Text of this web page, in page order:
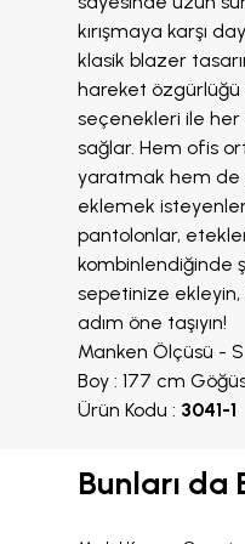
kırışmaya karşı
klasik blazer
hareket özgürlüğü
seçenekleri ile
sağlar. Hem ofis
yaratmak hem de
eklemek
pantolonlar,
kombinlendiğinde
sepetinize ekleyin,
adım öne taşıyın!
Manken Ölçüsü - S
Boy : 177 cm
Ürün Kodu : 3041-1
Bunları da